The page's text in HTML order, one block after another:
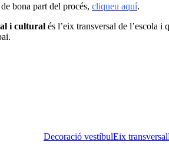
bona part del procés, cliqueu aquí.
i cultural és l’eix transversal de l’escola i
Decoració vestíbulEix transversal